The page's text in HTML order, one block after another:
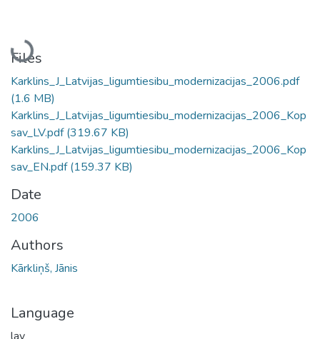
Loading...
Files
Karklins_J_Latvijas_ligumtiesibu_modernizacijas_2006.pdf
(1.6 MB)
Karklins_J_Latvijas_ligumtiesibu_modernizacijas_2006_Kop
sav_LV.pdf(319.67 KB)
Karklins_J_Latvijas_ligumtiesibu_modernizacijas_2006_Kop
sav_EN.pdf(159.37 KB)
Date
2006
Authors
Kārkliņš, Jānis
Language